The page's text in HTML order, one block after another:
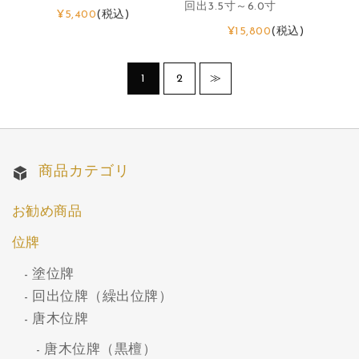
¥5,400(税込)
回出3.5寸～6.0寸
¥15,800(税込)
1 2 ≫
商品カテゴリ
お勧め商品
位牌
塗位牌
回出位牌（繰出位牌）
唐木位牌
唐木位牌（黒檀）